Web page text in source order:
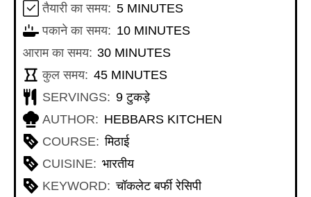
तैयारी का समय: 5MINUTES
MINUTES
पकाने का समय: 10MINUTES
MINUTES
आराम का समय: 30MINUTES
MINUTES
कुल समय: 45MINUTES
MINUTES
SERVINGS: 9 टुकड़े
AUTHOR: HEBBARS KITCHEN
COURSE: मिठाई
CUISINE: भारतीय
KEYWORD: चॉकलेट बर्फी रेसिपी